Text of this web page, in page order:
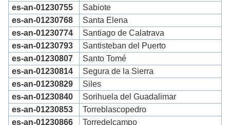
es-an-01230755
Sabiote
es-an-01230768
Santa Elena
es-an-01230774
Santiago de Calatrava
es-an-01230793
Santisteban del Puerto
es-an-01230807
Santo Tomé
es-an-01230814
Segura de la Sierra
es-an-01230829
Siles
es-an-01230840
Sorihuela del Guadalimar
es-an-01230853
Torreblascopedro
es-an-01230866
Torredelcampo